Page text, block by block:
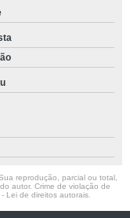
reprodução, parcial ou total,
autor. Crime de violação de
Lei de direitos autorais